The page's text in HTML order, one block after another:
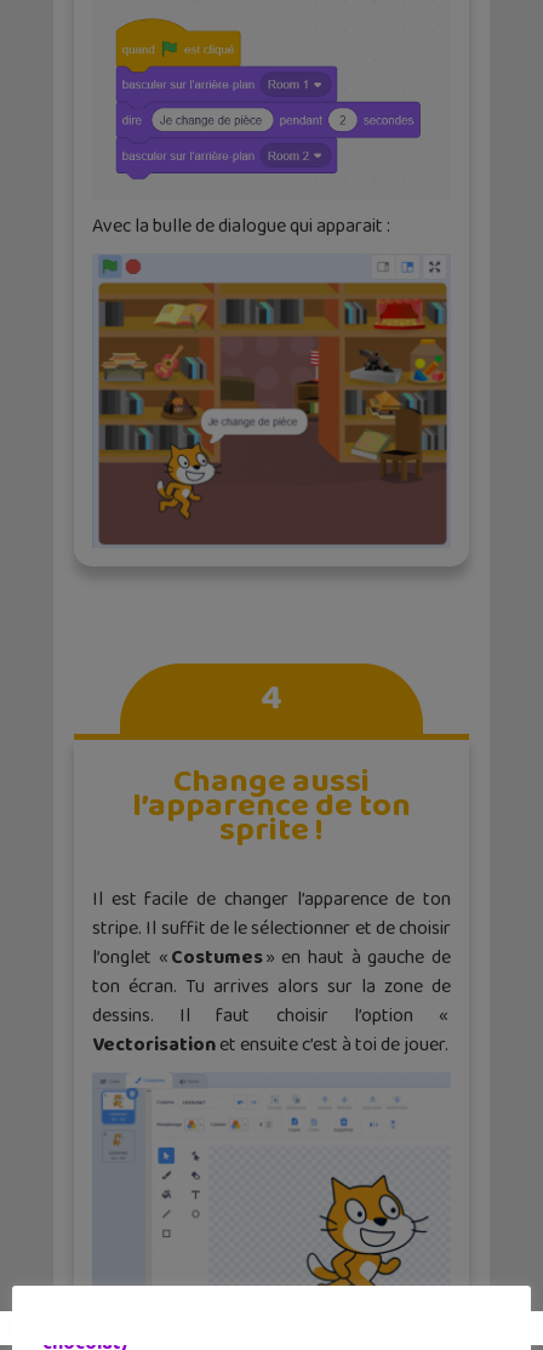
Avec la bulle de dialogue qui apparait :
4
Change aussi
l’apparence de ton
sprite !
Il est facile de changer l’apparence de ton
stripe. Il suffit de le sélectionner et de choisir
l’onglet «Costumes» en haut à gauche de
ton écran. Tu arrives alors sur la zone de
dessins. Il faut choisir l’option «
Vectorisationet ensuite c’est à toi de jouer.
chocolat)